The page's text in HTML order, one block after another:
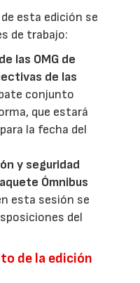
esta edición se
de trabajo:
las OMG de
de las
conjunto
que estará
la fecha del
y seguridad
Ómnibus
esta sesión se
del
de la edición